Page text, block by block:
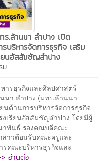
.ล้านนา ลำปาง เปิด
บริหารจัดการธุรกิจ เสริม
ยนอัสสัมชัญลำปาง
ม
ธุรกิจและศิลปศาสตร์
นา ลำปาง (มทร.ล้านนา
นด้านการบริหารจัดการธุรกิจ
งเรียนอัสสัมชัญลำปาง โดยมีผู้
าพันธ์ รองคณบดีคณะ
ล่าวต้อนรับคณะครูและ
คณะบริหารธุรกิจและ
อ่านต่อ